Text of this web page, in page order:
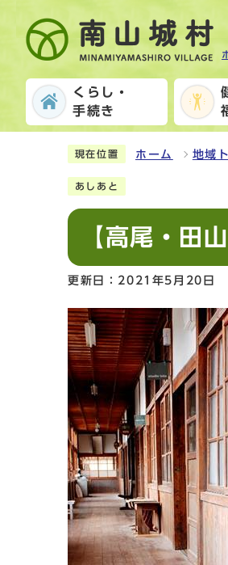
くらし・
手続き
現在位置 ホーム 地域
あしあと
【高尾・田
更新日：2021年5月20日